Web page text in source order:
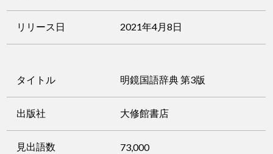
リリース日 2021年4月8日
タイトル 明鏡国語辞典 第3版
出版社 大修館書店
見出語数 73,000